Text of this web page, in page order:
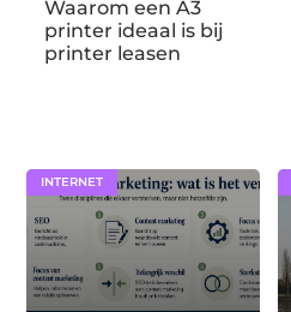
Waarom een A3
printer ideaal is bij
printer leasen
INTERNET